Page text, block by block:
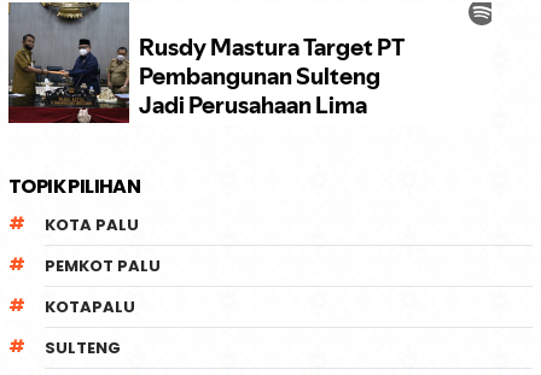
TOPIK PILIHAN
KOTA PALU
PEMKOT PALU
KOTAPALU
SULTENG